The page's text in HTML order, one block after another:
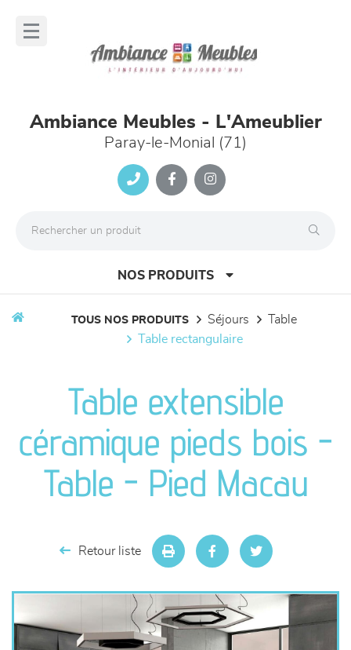
Ambiance Meubles - L'Ameublier
Paray-le-Monial (71)
NOS PRODUITS
meubles de complément
chambres et dressing
TOUS NOS PRODUITS séjours
table
table rectangulaire
Table extensible
céramique pieds bois -
Table - Pied Macau
Retour liste